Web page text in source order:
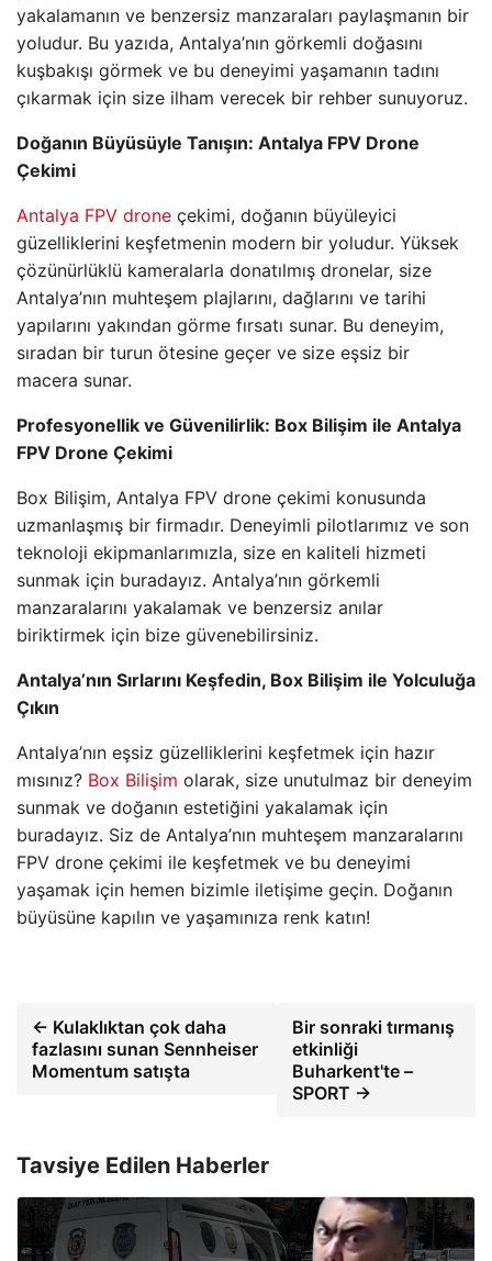
yakalamanın ve benzersiz manzaraları paylaşmanın bir
yoludur. Bu yazıda, Antalya’nın görkemli doğasını
kuşbakışı görmek ve bu deneyimi yaşamanın tadını
çıkarmak için size ilham verecek bir rehber sunuyoruz.
Doğanın Büyüsüyle Tanışın: Antalya FPV Drone
Çekimi
Antalya FPV drone çekimi, doğanın büyüleyici
güzelliklerini keşfetmenin modern bir yoludur. Yüksek
çözünürlüklü kameralarla donatılmış dronelar, size
Antalya’nın muhteşem plajlarını, dağlarını ve tarihi
yapılarını yakından görme fırsatı sunar. Bu deneyim,
sıradan bir turun ötesine geçer ve size eşsiz bir
macera sunar.
Profesyonellik ve Güvenilirlik: Box Bilişim ile Antalya
FPV Drone Çekimi
Box Bilişim, Antalya FPV drone çekimi konusunda
uzmanlaşmış bir firmadır. Deneyimli pilotlarımız ve son
teknoloji ekipmanlarımızla, size en kaliteli hizmeti
sunmak için buradayız. Antalya’nın görkemli
manzaralarını yakalamak ve benzersiz anılar
biriktirmek için bize güvenebilirsiniz.
Antalya’nın Sırlarını Keşfedin, Box Bilişim ile Yolculuğa
Çıkın
Antalya’nın eşsiz güzelliklerini keşfetmek için hazır
mısınız? Box Bilişim olarak, size unutulmaz bir deneyim
sunmak ve doğanın estetiğini yakalamak için
buradayız. Siz de Antalya’nın muhteşem manzaralarını
FPV drone çekimi ile keşfetmek ve bu deneyimi
yaşamak için hemen bizimle iletişime geçin. Doğanın
büyüsüne kapılın ve yaşamınıza renk katın!
← Kulaklıktan çok daha
fazlasını sunan Sennheiser
Momentum satışta
Bir sonraki tırmanış
etkinliği
Buharkent'te –
SPORT →
Tavsiye Edilen Haberler